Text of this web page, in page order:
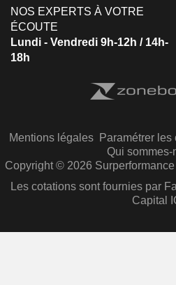
NOS EXPERTS À VOTRE
ÉCOUTE
Lundi - Vendredi 9h-12h / 14h-
18h
Mentions légales Paramétrer les
Qui sommes-
Copyright © 2026
Les cotations sont fournies par
Capital